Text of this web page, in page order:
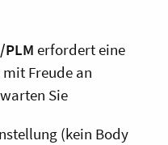
PLMerfordert eine
Freude an
Sie
(kein Body